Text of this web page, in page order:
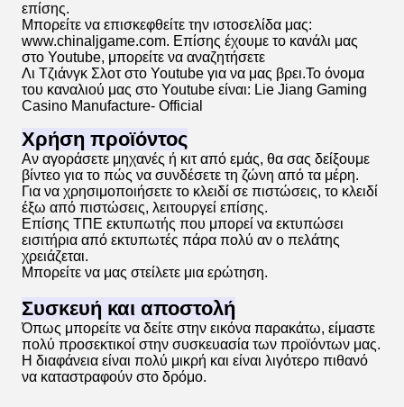
Λεπτομέρειες Εικόνες
Οι οθόνες μας έχουν πολλές διεπαφές όπως VGA-USB-
Serial.
Έχουμε επίσης άλλα μεγέθη οθόνων, όπως 19 ιντσών
υπέρυθρες οθόνες, επίσης 22 ιντσών, 27 ιντσών, 32
ιντσών,
οθόνη αφής, που λειτουργεί τέλεια στο Fire Link, το
Mega Link.
Στις ΗΠΑ, πολλοί πελάτες θέλουν να παίξουν στο Table
Top Skilled, το οποίο είναι πολύ δημοφιλές στις ΗΠΑ,
επίσης.
Μπορείτε να επισκεφθείτε την ιστοσελίδα μας:
www.chinaljgame.com. Επίσης έχουμε το κανάλι μας
στο Youtube, μπορείτε να αναζητήσετε
Λι Τζιάνγκ Σλοτ στο Youtube για να μας βρει.
του καναλιού μας στο Youtube είναι: Lie Jiang Gaming
Χρήση προϊόντος
Αν αγοράσετε μηχανές ή κιτ από εμάς, θα σας δείξουμε
βίντεο για το πώς να συνδέσετε τη ζώνη από τα μέρη.
Για να χρησιμοποιήσετε το κλειδί σε πιστώσεις, το κλειδί